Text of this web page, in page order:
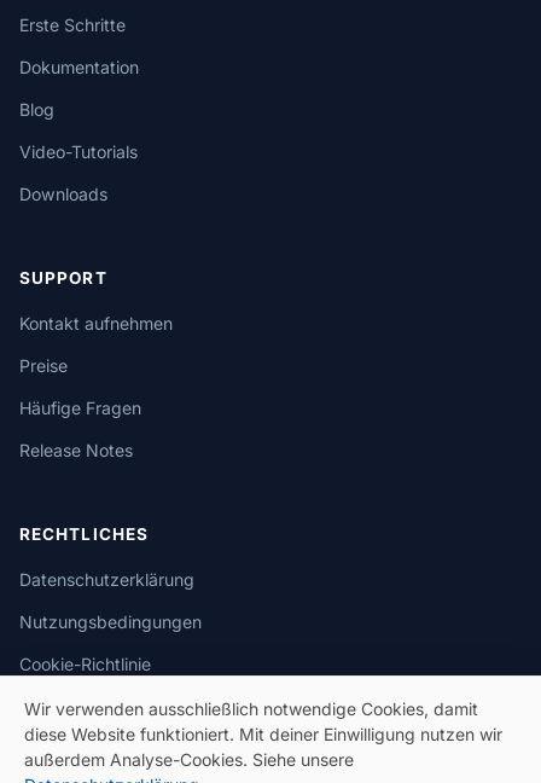
Erste Schritte
Dokumentation
Blog
Video-Tutorials
Downloads
SUPPORT
Kontakt aufnehmen
Preise
Häufige Fragen
Release Notes
RECHTLICHES
Datenschutzerklärung
Nutzungsbedingungen
Cookie-Richtlinie
Wir verwenden ausschließlich notwendige Cookies, damit
diese Website funktioniert. Mit deiner Einwilligung nutzen wir
außerdem Analyse-Cookies. Siehe unsere